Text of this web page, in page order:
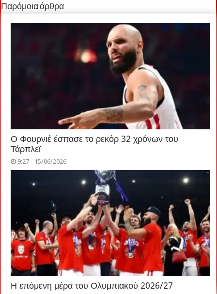
Παρόμοια άρθρα
Ο Φουρνιέ έσπασε το ρεκόρ 32 χρόνων του
Τάρπλεϊ
9:27 - 15/06/2026
Η επόμενη μέρα του Ολυμπιακού 2026/27